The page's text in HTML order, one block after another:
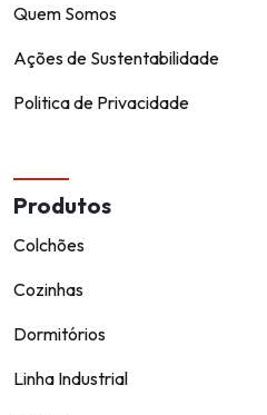
Quem Somos
Ações de Sustentabilidade
Politica de Privacidade
Produtos
Colchões
Cozinhas
Dormitórios
Linha Industrial